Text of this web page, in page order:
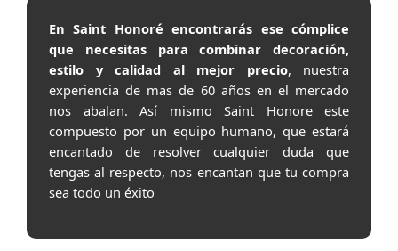
En Saint Honoré encontrarás ese cómplice
que necesitas para combinar decoración,
estilo y calidad al mejor precio, nuestra
experiencia de mas de 60 años en el mercado
nos abalan. Así mismo Saint Honore este
compuesto por un equipo humano, que estará
encantado de resolver cualquier duda que
tengas al respecto, nos encantan que tu compra
sea todo un éxito